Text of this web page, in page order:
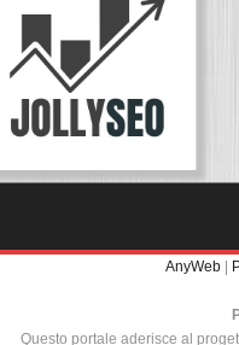
AnyWeb |
Questo portale aderisce al